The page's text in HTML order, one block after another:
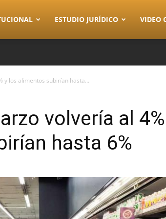
ESTUDIO JURÍDICO VIDEO
y los alimentos subirían hasta...
volvería al
hasta 6%